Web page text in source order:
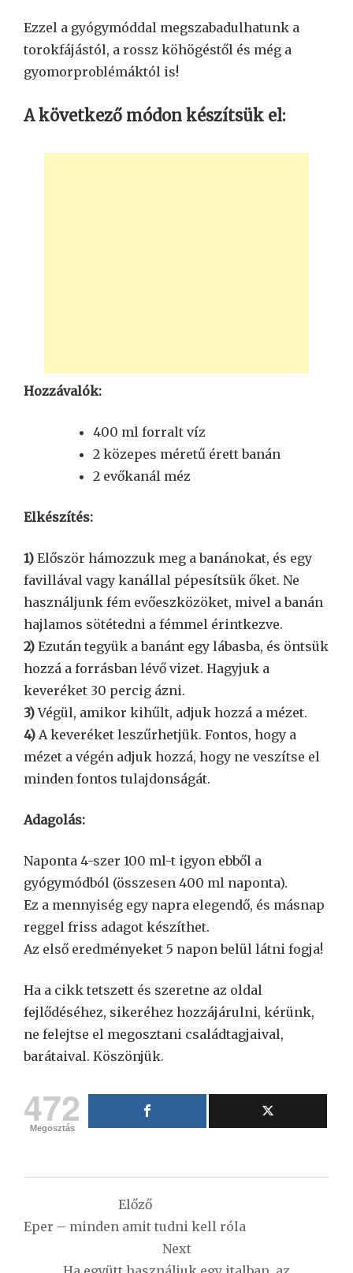
Ezzel a gyógymóddal megszabadulhatunk a
torokfájástól, a rossz köhögéstől és még a
gyomorproblémáktól is!
A következő módon készítsük el:
Hozzávalók:
400 ml forralt víz
2 közepes méretű érett banán
2 evőkanál méz
Elkészítés:
1) Először hámozzuk meg a banánokat, és egy
favillával vagy kanállal pépesítsük őket. Ne
használjunk fém evőeszközöket, mivel a banán
hajlamos sötétedni a fémmel érintkezve.
2) Ezután tegyük a banánt egy lábasba, és öntsük
hozzá a forrásban lévő vizet. Hagyjuk a
keveréket 30 percig ázni.
3)Végül, amikor kihűlt, adjuk hozzá a mézet.
4) A keveréket leszűrhetjük. Fontos, hogy a
mézet a végén adjuk hozzá, hogy ne veszítse el
minden fontos tulajdonságát.
Adagolás:
Naponta 4-szer 100 ml-t igyon ebből a
gyógymódból (összesen 400 ml naponta).
Ez a mennyiség egy napra elegendő, és másnap
reggel friss adagot készíthet.
Az első eredményeket 5 napon belül látni fogja!
Ha a cikk tetszett és szeretne az oldal
fejlődéséhez, sikeréhez hozzájárulni, kérünk,
ne felejtse el megosztani családtagjaival,
barátaival. Köszönjük.
472
Megosztás
Bejegyzés
navigáció
Előző
Eper – minden amit tudni kell róla
Next